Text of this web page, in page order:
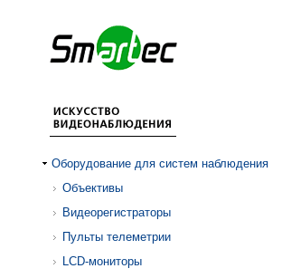
Оборудование для систем наблюдения
Объективы
Видеорегистраторы
Пульты телеметрии
LCD-мониторы